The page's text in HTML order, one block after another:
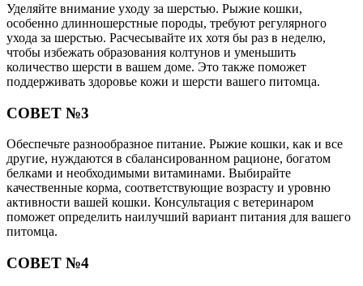
Уделяйте внимание уходу за шерстью. Рыжие кошки,
особенно длинношерстные породы, требуют регулярного
ухода за шерстью. Расчесывайте их хотя бы раз в неделю,
чтобы избежать образования колтунов и уменьшить
количество шерсти в вашем доме. Это также поможет
поддерживать здоровье кожи и шерсти вашего питомца.
СОВЕТ №3
Обеспечьте разнообразное питание. Рыжие кошки, как и все
другие, нуждаются в сбалансированном рационе, богатом
белками и необходимыми витаминами. Выбирайте
качественные корма, соответствующие возрасту и уровню
активности вашей кошки. Консультация с ветеринаром
поможет определить наилучший вариант питания для вашего
питомца.
СОВЕТ №4